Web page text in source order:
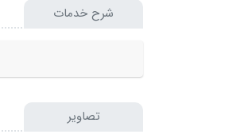
شرح خدمات
تصاویر